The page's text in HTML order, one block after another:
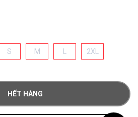
S M 2XL
HẾT HÀNG